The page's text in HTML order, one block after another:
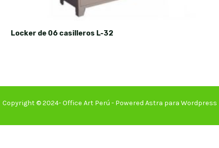
Locker de 06 casilleros L-32
Copyright © 2024- Office Art Perú - Powered Astra para Wordpress